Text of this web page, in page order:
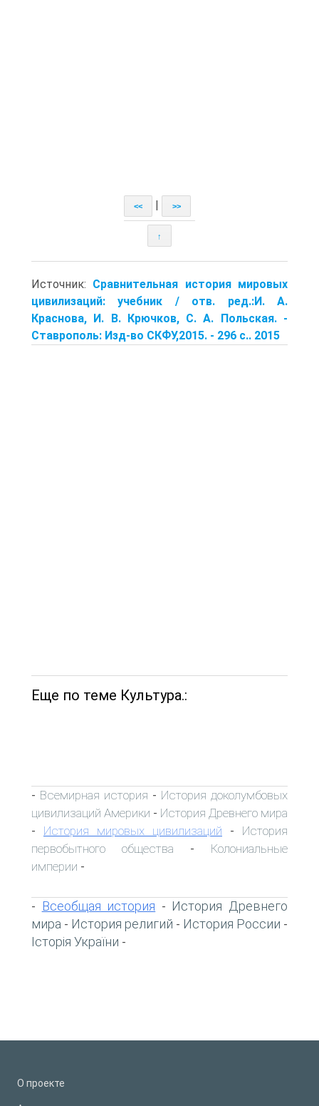
<< >>
↑
Источник: Сравнительная история мировых
цивилизаций: учебник / отв. ред.:И. А.
Краснова, И. В. Крючков, С. А. Польская. -
Ставрополь: Изд-во СКФУ,2015. - 296 с.. 2015
Еще по теме Культура.:
- Всемирная история - История доколумбовых
цивилизаций Америки - История Древнего мира
- История мировых цивилизаций - История
первобытного общества - Колониальные
империи -
- Всеобщая история - История Древнего
мира - История религий - История России -
Історія України -
О проекте